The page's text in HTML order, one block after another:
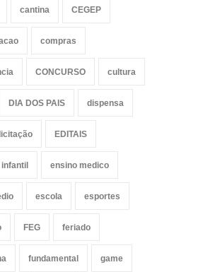
cantina CEGEP
compras
CONCURSO cultura
DIA DOS PAIS dispensa
EDITAIS
ensino medico
escola esportes
FEG feriado
fundamental game